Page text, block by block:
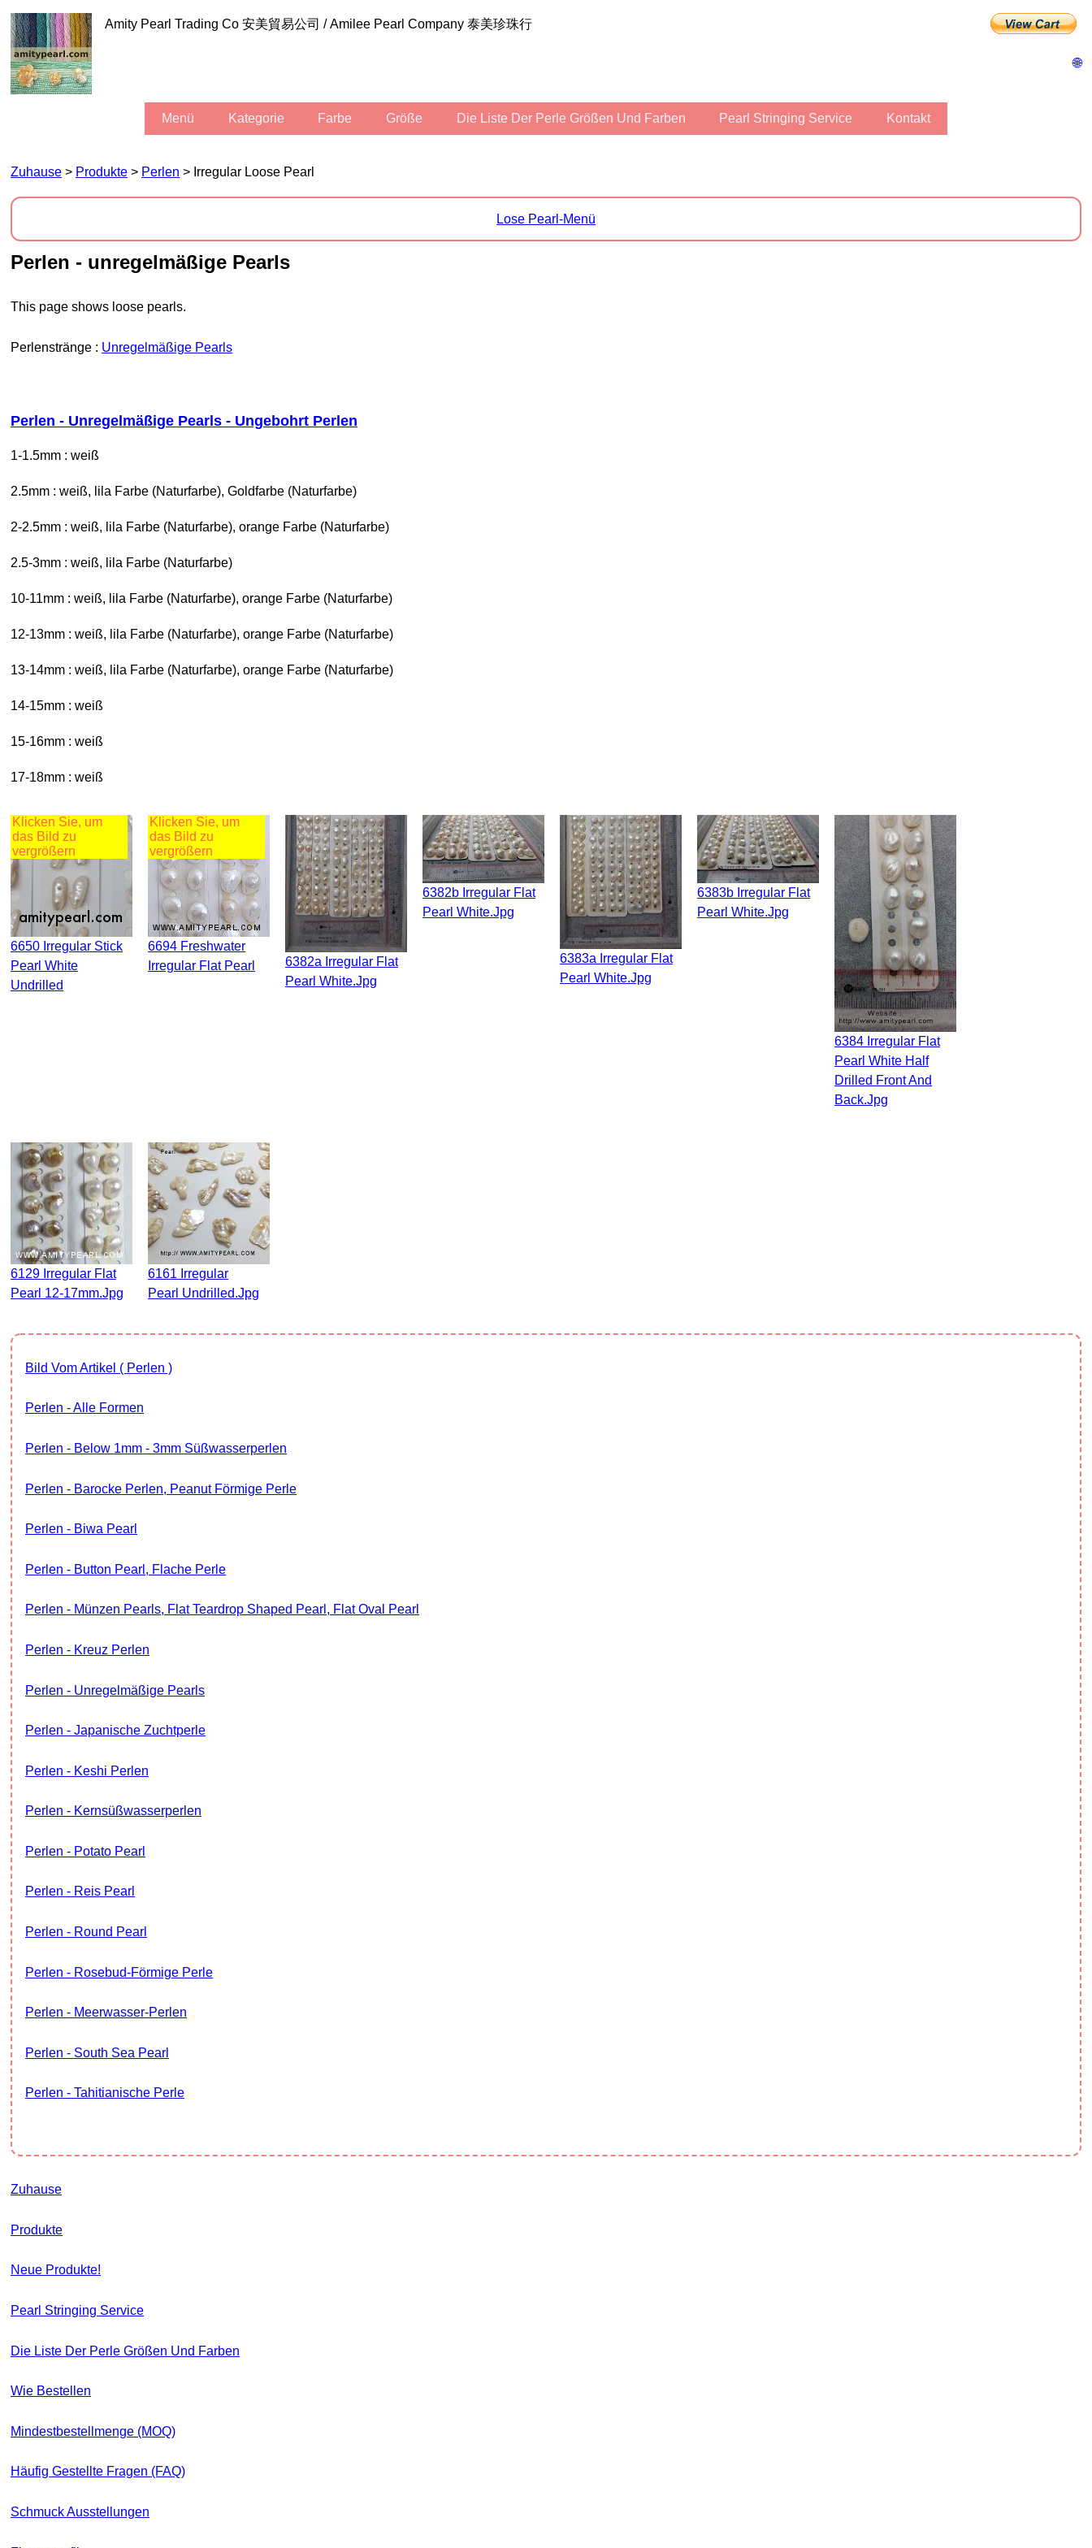
🌐
Amity Pearl Trading Co 安美貿易公司 / Amilee Pearl Company 泰美珍珠行
Menü Kategorie Farbe Größe Die Liste Der Perle Größen Und Farben Pearl Stringing Service Kontakt
Zuhause > Produkte > Perlen > Irregular Loose Pearl
Lose Pearl-Menü
Perlen - unregelmäßige Pearls
This page shows loose pearls.
Perlenstränge : Unregelmäßige Pearls
Perlen - Unregelmäßige Pearls - Ungebohrt Perlen
1-1.5mm : weiß
2.5mm : weiß, lila Farbe (Naturfarbe), Goldfarbe (Naturfarbe)
2-2.5mm : weiß, lila Farbe (Naturfarbe), orange Farbe (Naturfarbe)
2.5-3mm : weiß, lila Farbe (Naturfarbe)
10-11mm : weiß, lila Farbe (Naturfarbe), orange Farbe (Naturfarbe)
12-13mm : weiß, lila Farbe (Naturfarbe), orange Farbe (Naturfarbe)
13-14mm : weiß, lila Farbe (Naturfarbe), orange Farbe (Naturfarbe)
14-15mm : weiß
15-16mm : weiß
17-18mm : weiß
Klicken Sie, um
das Bild zu
vergrößern
6650 Irregular Stick
Pearl White
Undrilled
Klicken Sie, um
das Bild zu
vergrößern
6694 Freshwater
Irregular Flat Pearl
6382a Irregular Flat
Pearl White.jpg
6382b Irregular Flat
Pearl White.jpg
6383a Irregular Flat
Pearl White.jpg
6383b Irregular Flat
Pearl White.jpg
6384 Irregular Flat
Pearl White Half
Drilled Front And
Back.jpg
6129 Irregular Flat
Pearl 12-17mm.jpg
6161 Irregular
Pearl Undrilled.jpg
Bild Vom Artikel ( Perlen )
Perlen - Alle Formen
Perlen - Below 1mm - 3mm Süßwasserperlen
Perlen - Barocke Perlen, Peanut Förmige Perle
Perlen - Biwa Pearl
Perlen - Button Pearl, Flache Perle
Perlen - Münzen Pearls, Flat Teardrop Shaped Pearl, Flat Oval Pearl
Perlen - Kreuz Perlen
Perlen - Unregelmäßige Pearls
Perlen - Japanische Zuchtperle
Perlen - Keshi Perlen
Perlen - Kernsüßwasserperlen
Perlen - Potato Pearl
Perlen - Reis Pearl
Perlen - Round Pearl
Perlen - Rosebud-Förmige Perle
Perlen - Meerwasser-Perlen
Perlen - South Sea Pearl
Perlen - Tahitianische Perle
Zuhause
Produkte
Neue Produkte!
Pearl Stringing Service
Die Liste Der Perle Größen Und Farben
Wie Bestellen
Mindestbestellmenge (MOQ)
Häufig Gestellte Fragen (FAQ)
Schmuck Ausstellungen